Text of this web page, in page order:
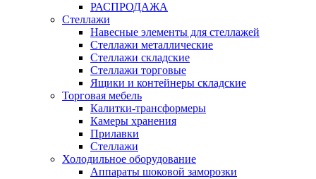
РАСПРОДАЖА
Стеллажи
Навесные элементы для стеллажей
Стеллажи металлические
Стеллажи складские
Стеллажи торговые
Ящики и контейнеры складские
Торговая мебель
Калитки-трансформеры
Камеры хранения
Прилавки
Стеллажи
Холодильное оборудование
Аппараты шоковой заморозки